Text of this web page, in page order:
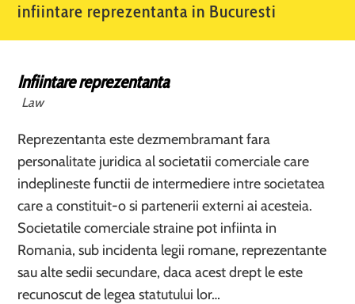
infiintare reprezentanta in Bucuresti
Infiintare reprezentanta
Law
Reprezentanta este dezmembramant fara
personalitate juridica al societatii comerciale care
indeplineste functii de intermediere intre societatea
care a constituit-o si partenerii externi ai acesteia.
Societatile comerciale straine pot infiinta in
Romania, sub incidenta legii romane, reprezentante
sau alte sedii secundare, daca acest drept le este
recunoscut de legea statutului lor…